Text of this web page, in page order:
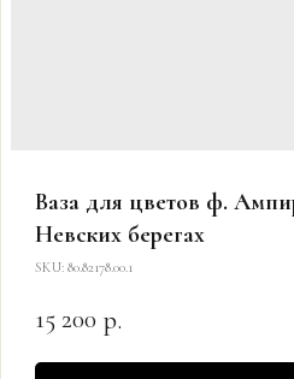
Ваза для цветов ф.
Невских берегах
SKU: 80.82178.00.1
15 200 р.